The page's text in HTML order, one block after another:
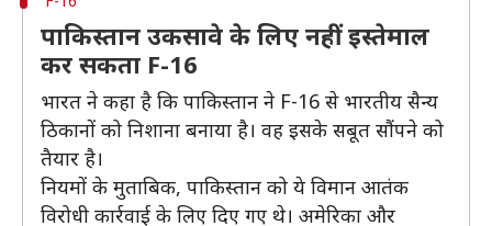
पाकिस्तान उकसावे के लिए नहीं इस्तेमाल
कर सकता F-16
भारत ने कहा है कि पाकिस्तान ने F-16 से भारतीय सैन्य
ठिकानों को निशाना बनाया है। वह इसके सबूत सौंपने को
तैयार है।
नियमों के मुताबिक, पाकिस्तान को ये विमान आतंक
विरोधी कार्रवाई के लिए दिए गए थे। अमेरिका और